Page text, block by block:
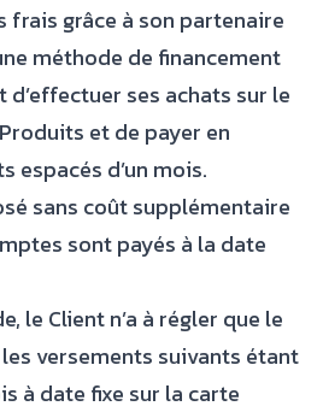
frais grâce à son partenaire
méthode de financement
ses achats sur le
et de payer en
espacés d’un mois.
sans coût supplémentaire
sont payés à la date
le Client n’a à régler que le
versements suivants étant
à date fixe sur la carte